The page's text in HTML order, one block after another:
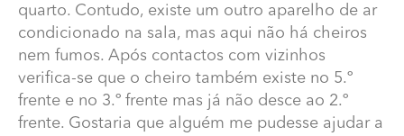
vizinhos verifica-se que o cheiro também existe no 5.º
frente e no 3.º frente mas já não desce ao 2.º frente.
Gostaria que alguém me pudesse ajudar a entender o
que poderá estar a provocar esta situação e como
resolver. Será o entupimento da tubagem da exaustão
acima do 6.º andar a fazer com que o cheiro e o fumo
desçam? Situação agravada por rotura da tubagem do
quarto. Contudo, existe um outro aparelho de ar
condicionado na sala, mas aqui não há cheiros
nem fumos. Após contactos com vizinhos
verifica-se que o cheiro também existe no 5.º
frente e no 3.º frente mas já não desce ao 2.º
frente. Gostaria que alguém me pudesse ajudar a